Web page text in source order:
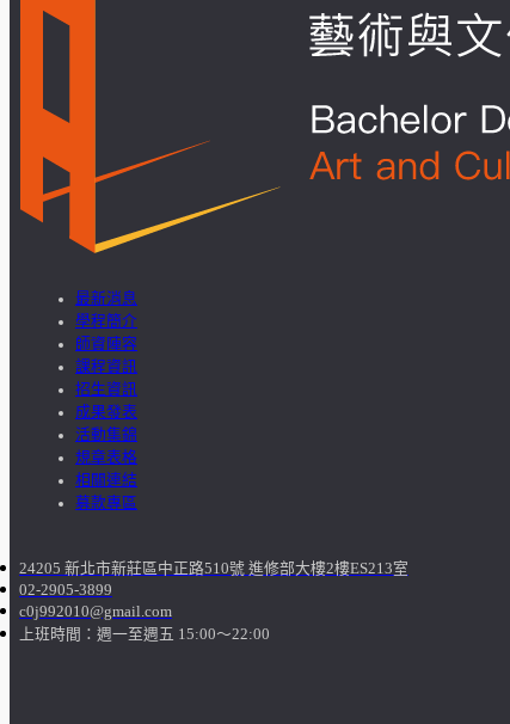
最新消息
學程簡介
師資陣容
課程資訊
招生資訊
成果發表
活動集錦
規章表格
相關連結
募款專區
24205 新北市新莊區中正路510號 進修部大樓2樓ES213室
02-2905-3899
c0j992010@gmail.com
上班時間：週一至週五 15:00～22:00